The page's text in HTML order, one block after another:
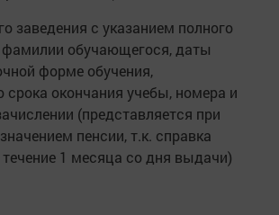
заведения с указанием полного
фамилии обучающегося, даты
форме обучения,
срока окончания учебы, номера и
(представляется при
пенсии, т.к. справка
1 месяца со дня выдачи)